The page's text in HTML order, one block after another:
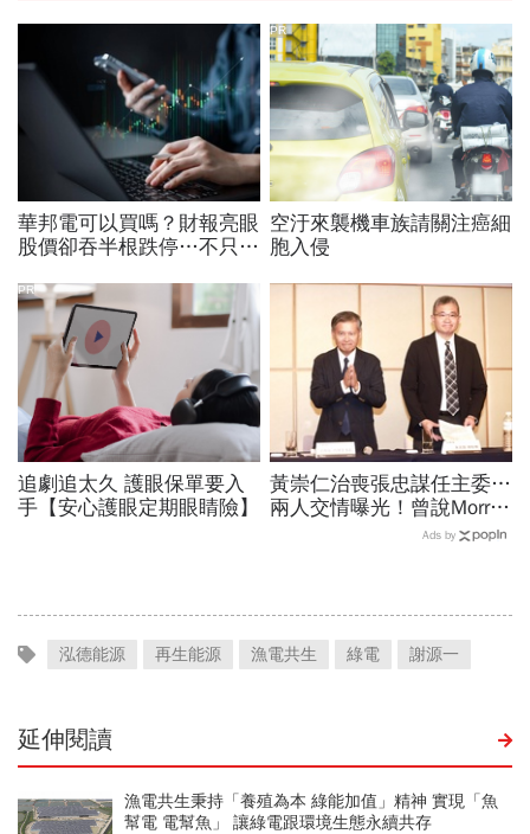
華邦電可以買嗎？財報亮眼
股價卻吞半根跌停…不只外
張利空，要抱要殺全看2重
點
空汙來襲機車族請關注癌細
胞入侵
PR
追劇追太久 護眼保單要入
手【安心護眼定期眼睛險】
PR
黃崇仁治喪張忠謀任主委…
兩人交情曝光！曾說Morris
是老大：力積電能活都他幫
Ads by
泓德能源 再生能源 漁電共生 綠電 謝源一
延伸閱讀
漁電共生秉持「養殖為本 綠能加值」精神 實現「魚
幫電 電幫魚」 讓綠電跟環境生態永續共存